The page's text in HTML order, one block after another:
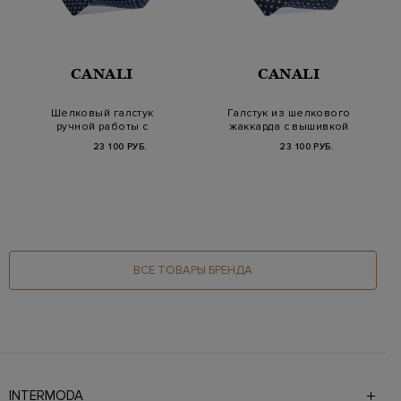
CANALI
Шелковый галстук
ручной работы с
23 100 РУБ.
CANALI
Галстук из шелкового
жаккарда с вышивкой
23 100 РУБ.
ВСЕ ТОВАРЫ БРЕНДА
INTERMODA